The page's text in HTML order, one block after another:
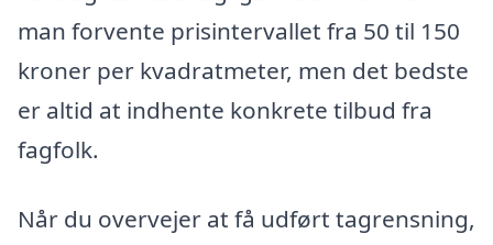
man forvente prisintervallet fra 50 til 150
kroner per kvadratmeter, men det bedste
er altid at indhente konkrete tilbud fra
fagfolk.
Når du overvejer at få udført tagrensning,